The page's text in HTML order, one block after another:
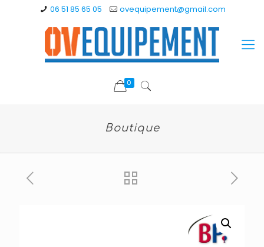
06 51 85 65 05 ovequipement@gmail.com
0
Boutique